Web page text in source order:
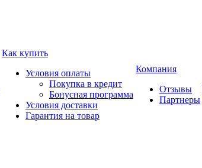
Как купить
Условия оплаты
Покупка в кредит
Бонусная программа
Условия доставки
Гарантия на товар
Компания
Отзывы
Партнеры